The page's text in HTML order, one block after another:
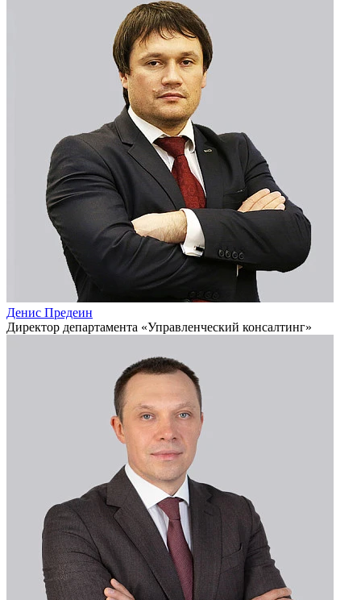
Денис Предеин
Директор департамента «Управленческий консалтинг»